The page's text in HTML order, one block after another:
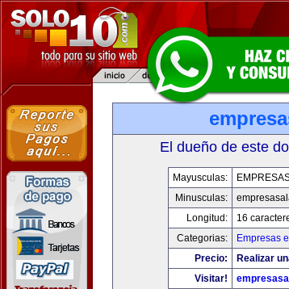
El dueño de este
Mayusculas:
Minusculas:
Longitud:
16
Categorias:
Empresas
Precio:
Realizar
Visitar!